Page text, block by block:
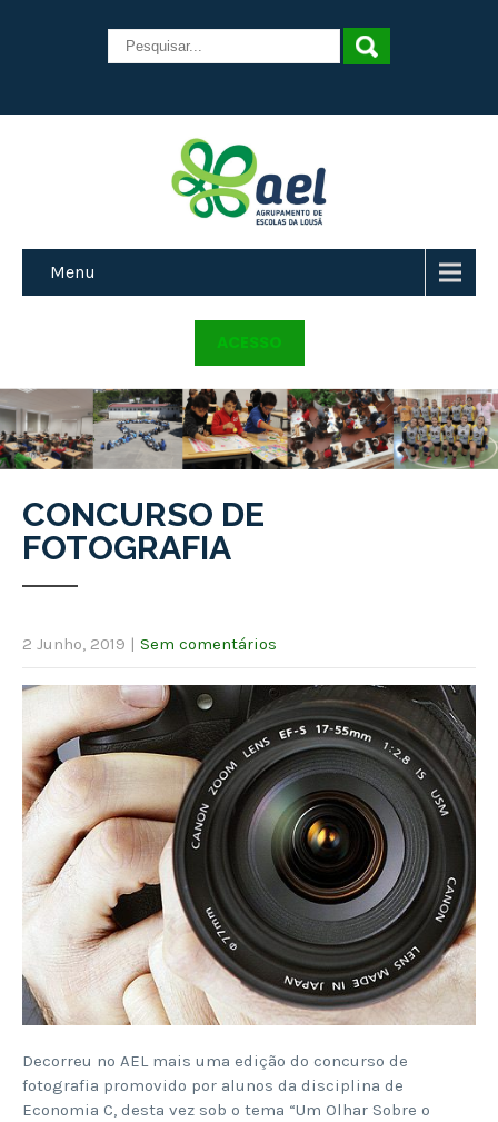
Menu
ACESSO
CONCURSO DE
FOTOGRAFIA
2 Junho, 2019 | Sem comentários
Decorreu no AEL mais uma edição do concurso de
fotografia promovido por alunos da disciplina de
Economia C, desta vez sob o tema “Um Olhar Sobre o